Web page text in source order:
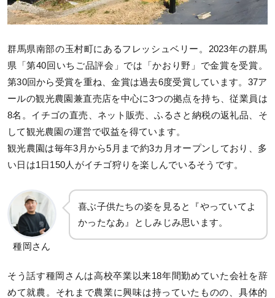
群馬県南部の玉村町にあるフレッシュベリー。2023年の群馬
県「第40回いちご品評会」では「かおり野」で金賞を受賞。
第30回から受賞を重ね、金賞は過去6度受賞しています。37ア
ールの観光農園兼直売店を中心に3つの拠点を持ち、従業員は
8名。イチゴの直売、ネット販売、ふるさと納税の返礼品、そ
して観光農園の運営で収益を得ています。
観光農園は毎年3月から5月まで約3カ月オープンしており、多
い日は1日150人がイチゴ狩りを楽しんでいるそうです。
種岡さん
喜ぶ子供たちの姿を見ると『やっていてよ
かったなあ』としみじみ思います。
そう話す種岡さんは高校卒業以来18年間勤めていた会社を辞
めて就農。それまで農業に興味は持っていたものの、具体的